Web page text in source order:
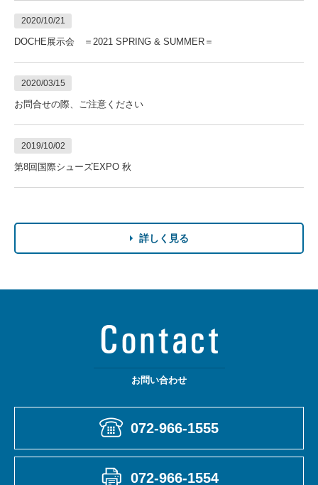
2020/10/21
DOCHE展示会 ＝2021 SPRING & SUMMER＝
2020/03/15
お問合せの際、ご注意ください
2019/10/02
第8回国際シューズEXPO 秋
詳しく見る
お問い合わせ
072-966-1555
072-966-1554